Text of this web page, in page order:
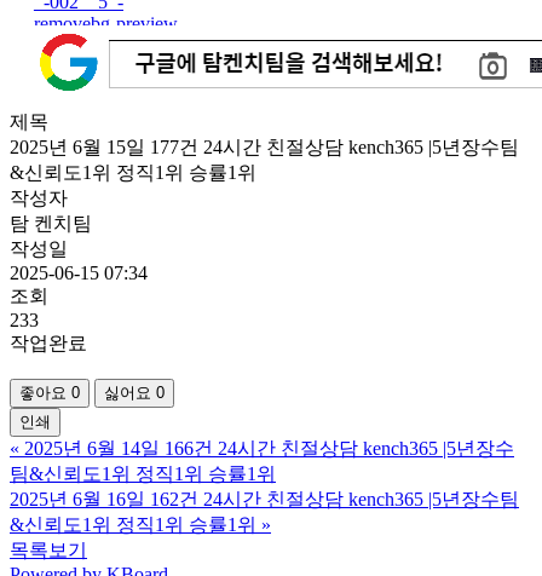
X
제목
2025년 6월 15일 177건 24시간 친절상담 kench365 |5년장수팀
&신뢰도1위 정직1위 승률1위
작성자
탐 켄치팀
작성일
2025-06-15 07:34
조회
233
작업완료
좋아요 0 싫어요 0
인쇄
« 2025년 6월 14일 166건 24시간 친절상담 kench365 |5년장수
팀&신뢰도1위 정직1위 승률1위
2025년 6월 16일 162건 24시간 친절상담 kench365 |5년장수팀
&신뢰도1위 정직1위 승률1위 »
목록보기